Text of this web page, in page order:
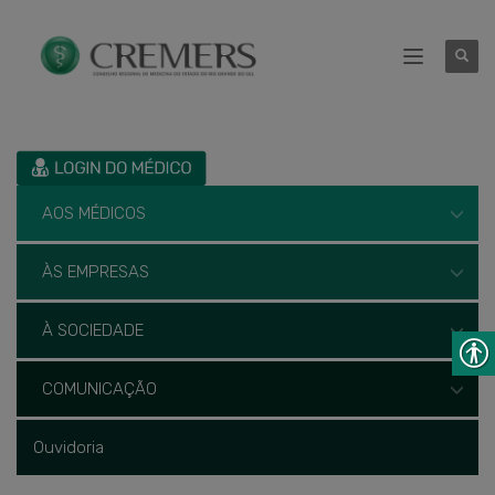
AOS MÉDICOS
ÀS EMPRESAS
À SOCIEDADE
COMUNICAÇÃO
Ouvidoria